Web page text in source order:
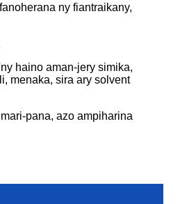
ny fiantraikany,
haino aman-jery simika,
menaka, sira ary solvent
pana, azo ampiharina